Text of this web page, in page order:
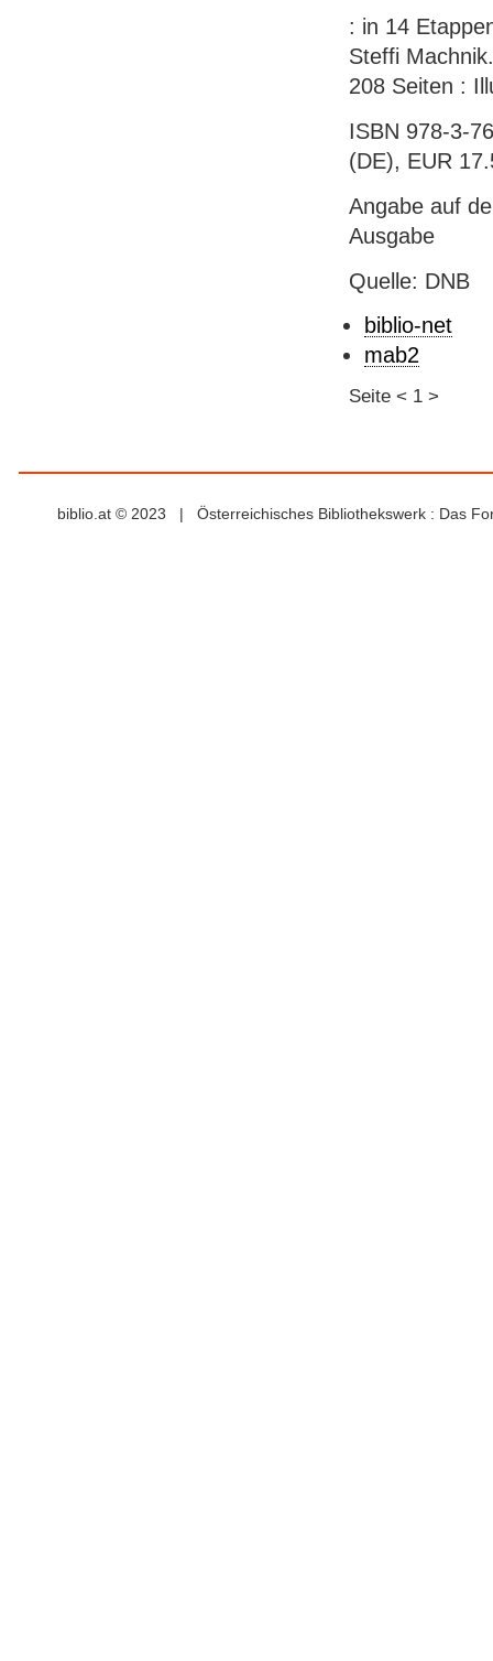
: in 14
Steffi
208 Seiten :
ISBN 978-3-
(DE), EUR
Angabe auf
Ausgabe
Quelle: DNB
biblio-net
mab2
Seite < 1 >
biblio.at © 2023 | Österreichisches Bibliothekswerk : Das